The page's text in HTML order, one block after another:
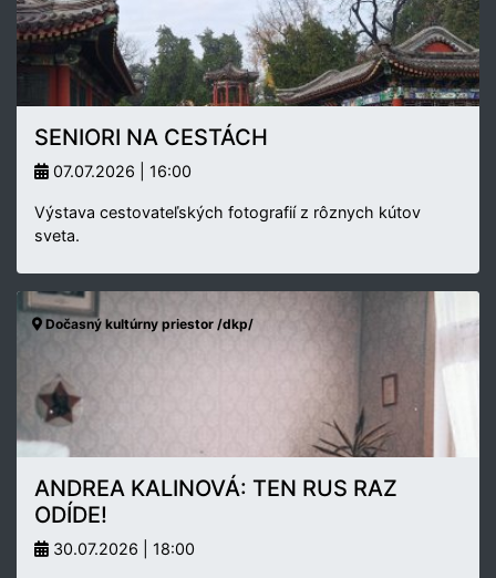
SENIORI NA CESTÁCH
07.07.2026 | 16:00
Výstava cestovateľských fotografií z rôznych kútov
sveta.
Dočasný kultúrny priestor /dkp/
ANDREA KALINOVÁ: TEN RUS RAZ
ODÍDE!
30.07.2026 | 18:00